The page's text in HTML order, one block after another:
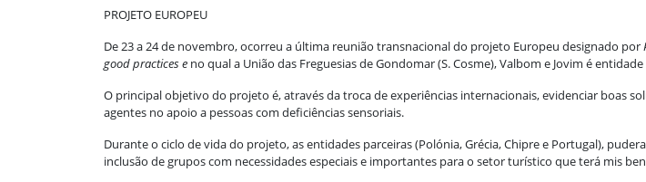
PROJETO EUROPEU
De 23 a 24 de novembro, ocorreu a última reunião transnacional do projeto Europeu designado por
good practicese no qual a União das Freguesias de Gondomar (S. Cosme), Valbom e Jovim é
O principal objetivo do projeto é, através da troca de experiências internacionais, evidenciar boas
agentes no apoio a pessoas com deficiências sensoriais.
Durante o ciclo de vida do projeto, as entidades parceiras (Polónia, Grécia, Chipre e Portugal),
inclusão de grupos com necessidades especiais e importantes para o setor turístico que terá mis